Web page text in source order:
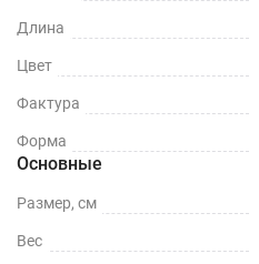
Длина
Цвет
Фактура
Форма
Основные
Размер, см
Вес